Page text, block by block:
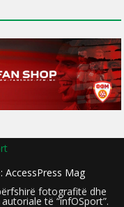
AccessPress Mag
fotografitë dhe
të “infOSport”.